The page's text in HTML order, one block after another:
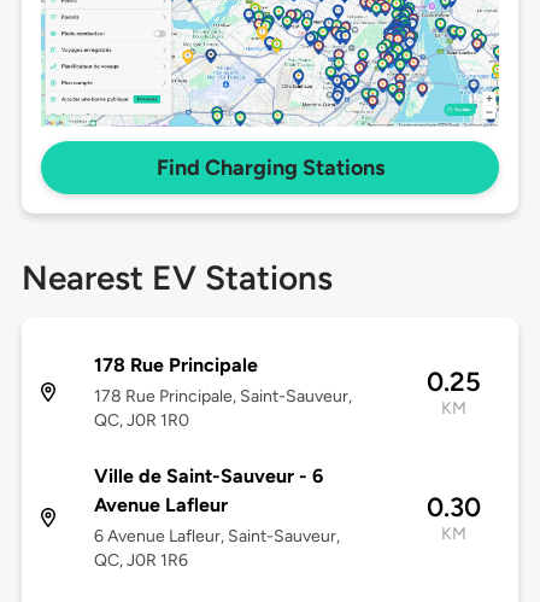
Find Charging Stations
Nearest EV Stations
178 Rue Principale
178 Rue Principale, Saint-Sauveur,
QC, J0R 1R0
0.25
KM
Ville de Saint-Sauveur - 6
Avenue Lafleur
6 Avenue Lafleur, Saint-Sauveur,
QC, J0R 1R6
0.30
KM